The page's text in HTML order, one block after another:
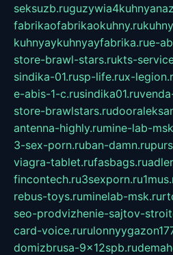
seksuzb.ru
fabrikaofabrikaokuhny.ru
kuhnyaykuhnyayfabrika.rue-
store-brawl-stars.rukts-
sindika-01.rusp-life.rux-
e-abis-1-c.rusindika01.ru
store-brawlstars.ru
antenna-highly.rumine-lab-
3-sex-porn.ruban-damn.ru
viagra-tablet.rufasbags.ru
fincontech.ru3sexporn.ru
rebus-toys.ruminelab-msk.ru
seo-prodvizhenie-sajtov-
card-voice.ru
domizbrusa-9x12spb.ru